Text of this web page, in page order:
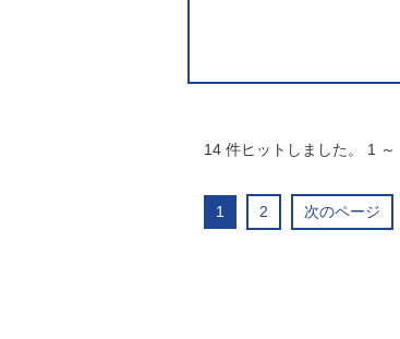
14 件ヒットしました。 1 ～
1 2 次のページ